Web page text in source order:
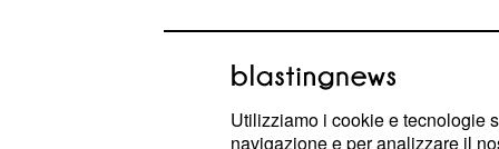
Per altri è nota perla pallavolo
Villafrancae al bellissimo
Utilizziamo i cookie e tecnologie
navigazione e per analizzare il